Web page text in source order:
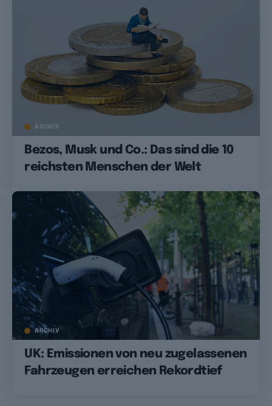
ARCHIV
Bezos, Musk und Co.: Das sind die 10
reichsten Menschen der Welt
ARCHIV
UK: Emissionen von neu zugelassenen
Fahrzeugen erreichen Rekordtief